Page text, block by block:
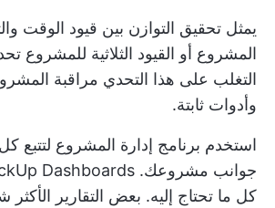
يمثل تحقيق التوازن بين قيود الوقت
المشروع أو القيود الثلاثية للمشروع
التغلب على هذا التحدي مراقبة
وأدوات ثابتة.
استخدم برنامج إدارة المشروع لتتبع
جوانب مشروعك. Dashboards
كل ما تحتاج إليه. بعض التقارير